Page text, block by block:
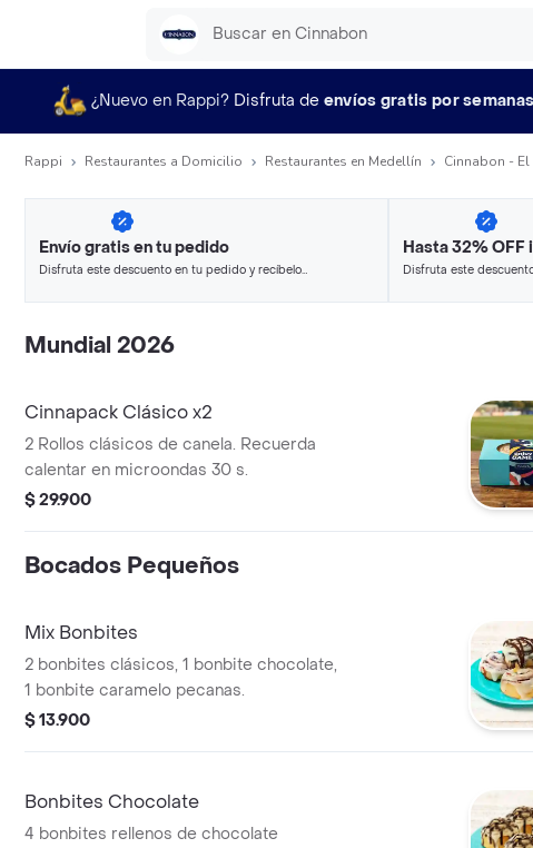
¿Nuevo en Rappi? Disfruta de envíos gratis por semanas
Rappi Restaurantes a Domicilio Restaurantes en Medellín Cinnabon -
Envío gratis en tu pedido
Disfruta este descuento en tu pedido y recíbelo
Hasta 32%
Disfruta este
Mundial 2026
Cinnapack Clásico x2
2 Rollos clásicos de canela. Recuerda
calentar en microondas 30 s.
$ 29.900
Bocados Pequeños
Mix Bonbites
2 bonbites clásicos, 1 bonbite chocolate,
1 bonbite caramelo pecanas.
$ 13.900
Bonbites Chocolate
4 bonbites rellenos de chocolate